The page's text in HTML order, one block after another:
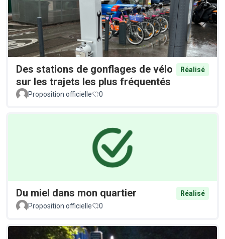
Des stations de gonflages de vélo
sur les trajets les plus fréquentés
Réalisé
Proposition officielle 0
Du miel dans mon quartier
Réalisé
Proposition officielle
0